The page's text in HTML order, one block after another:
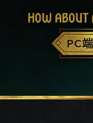
HOW ABOUT
PC